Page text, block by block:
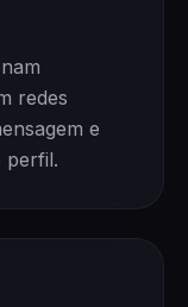
redes
e
perfil.